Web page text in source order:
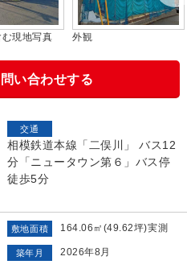
現地写真 外観
い合わせする
交通
相模鉄道本線「二俣川」 バス12
分「ニュータウン第６」バス停
徒歩5分
敷地面積 164.06㎡(49.62坪)実測
築年月 2026年8月